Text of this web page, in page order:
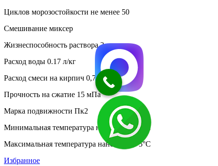
Циклов морозостойкости не менее 50
Смешивание миксер
Жизнеспособность раствора 2 ч
Расход воды 0.17 л/кг
Расход смеси на кирпич 0,7 - 1,7 кг
Прочность на сжатие 15 мПа
Марка подвижности Пк2
Минимальная температура нанесения -10°C
Максимальная температура нанесения +5°C
Избранное